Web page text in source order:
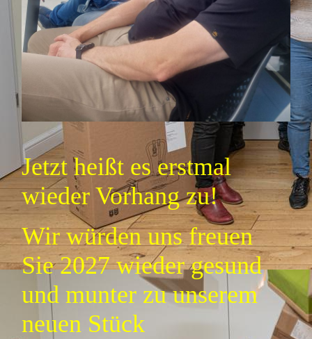
Jetzt heißt es erstmal
wieder Vorhang zu!
Wir würden uns freuen
Sie 2027 wieder gesund
und munter zu unserem
neuen Stück